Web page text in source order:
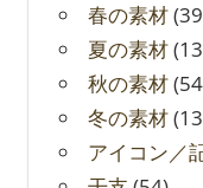
春の素材
夏の素材
秋の素材
冬の素材
アイコン／